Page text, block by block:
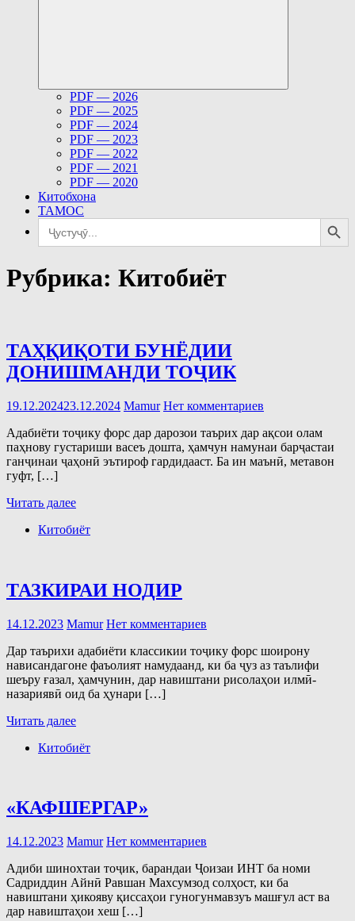
PDF — 2026
PDF — 2025
PDF — 2024
PDF — 2023
PDF — 2022
PDF — 2021
PDF — 2020
Китобхона
ТАМОС
Search
for:
Search Button
Рубрика: Китобиёт
ТАҲҚИҚОТИ БУНЁДИИ
ДОНИШМАНДИ ТОҶИК
19.12.202423.12.2024 Mamur Нет комментариев
Адабиёти тоҷику форс дар дарозои таърих дар ақсои олам
паҳнову густариши васеъ дошта, ҳамчун намунаи барҷастаи
ганҷинаи ҷаҳонӣ эътироф гардидааст. Ба ин маънӣ, метавон
гуфт, […]
Читать далее
Китобиёт
ТАЗКИРАИ НОДИР
14.12.2023 Mamur Нет комментариев
Дар таърихи адабиёти классикии тоҷику форс шоирону
нависандагоне фаъолият намудаанд, ки ба ҷуз аз таълифи
шеъру ғазал, ҳамчунин, дар навиштани рисолаҳои илмӣ-
назариявӣ оид ба ҳунари […]
Читать далее
Китобиёт
«КАФШЕРГАР»
14.12.2023 Mamur Нет комментариев
Адиби шинохтаи тоҷик, барандаи Ҷоизаи ИНТ ба номи
Садриддин Айнӣ Равшан Махсумзод солҳост, ки ба
навиштани ҳикояву қиссаҳои гуногунмавзуъ машғул аст ва
дар навиштаҳои хеш […]